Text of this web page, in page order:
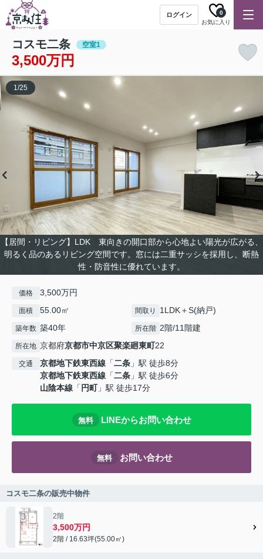
ログイン
お気に入り
0
コスモ二条 空室1
3,500万円
【居間・リビング】LDK 東向きの開口部から心地よい陽光が広がる、
明るく品のあるリビング空間です。窓には二重サッシを採用し、断熱
性・防音性に優れています。
1/25
価格 3,500万円
面積 55.00㎡ 間取り 1LDK＋S(納戸)
築年数 築40年 所在階 2階/11階建
所在地 京都府京都市中京区聚楽廻東町22
交通 京都地下鉄東西線 「二条 」駅 徒歩8分
京都地下鉄東西線 「二条 」駅 徒歩6分
山陰本線 「 円町」駅 徒歩17分
無料 LINEからお問い合わせ
無料 お問い合わせ
コスモ二条の販売中物件
2階
3,500万円
2階 / 16.63坪(55.00㎡)